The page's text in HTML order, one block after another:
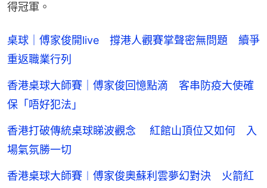
得冠軍。
桌球｜傅家俊開live 撐港人觀賽掌聲密無問題 續爭
重返職業行列
香港桌球大師賽｜傅家俊回憶點滴 客串防疫大使確
保「唔好犯法」
香港打破傳統桌球睇波觀念 紅館山頂位又如何 入
場氣氛勝一切
香港桌球大師賽︱傅家俊奧蘇利雲夢幻對決 火箭紅